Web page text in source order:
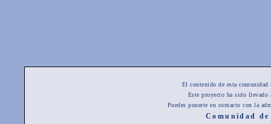
El contenido de esta
Este proyecto ha sido
Puedes ponerte en contacto con la
Comunidad